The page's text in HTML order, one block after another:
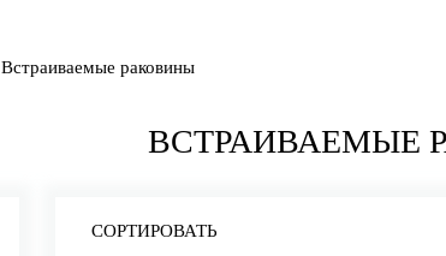
Встраиваемые раковины
ВСТРАИВАЕМЫЕ
СОРТИРОВАТЬ